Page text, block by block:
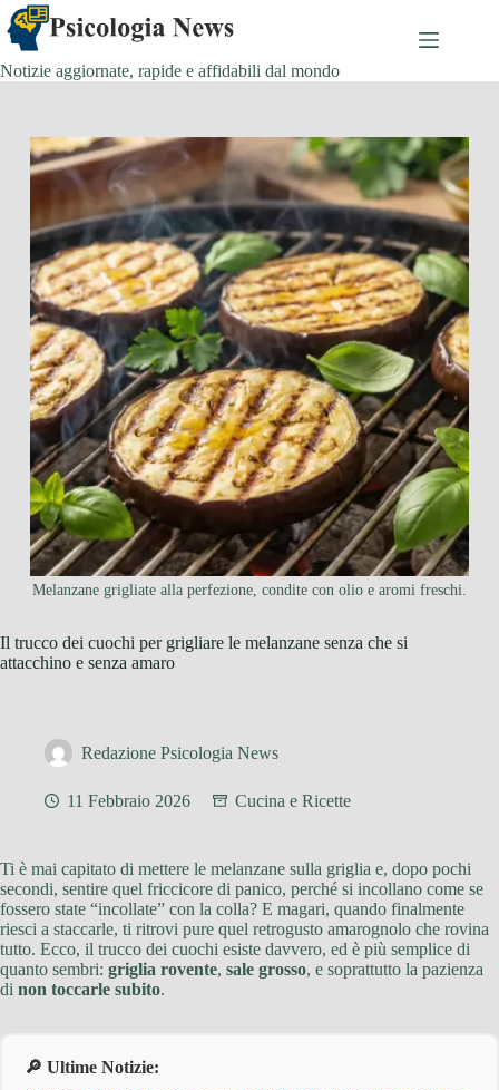
Salta
al
contenuto
Notizie aggiornate, rapide e affidabili dal mondo
Melanzane grigliate alla perfezione, condite con olio e aromi freschi.
Il trucco dei cuochi per grigliare le melanzane senza che si
attacchino e senza amaro
Redazione Psicologia News
11 Febbraio 2026 Cucina e Ricette
Ti è mai capitato di mettere le melanzane sulla griglia e, dopo pochi
secondi, sentire quel friccicore di panico, perché si incollano come se
fossero state “incollate” con la colla? E magari, quando finalmente
riesci a staccarle, ti ritrovi pure quel retrogusto amarognolo che rovina
tutto. Ecco, il trucco dei cuochi esiste davvero, ed è più semplice di
quanto sembri: griglia rovente, sale grosso, e soprattutto la pazienza
di non toccarle subito.
🔎 Ultime Notizie: